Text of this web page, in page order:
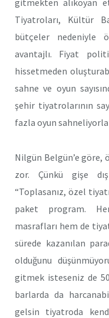
Tiyatroları, Kültür
bütçeler nedeniyle
avantajlı. Fiyat
hissetmeden
sahne ve oyun
şehir tiyatrolarının
fazla oyun
Nilgün Belgün’e göre,
zor. Çünkü gişe
“Toplasanız, özel
paket program.
masrafları hem de
sürede kazanılan
olduğunu
gitmek isteseniz de
barlarda da
gelsin tiyatroda